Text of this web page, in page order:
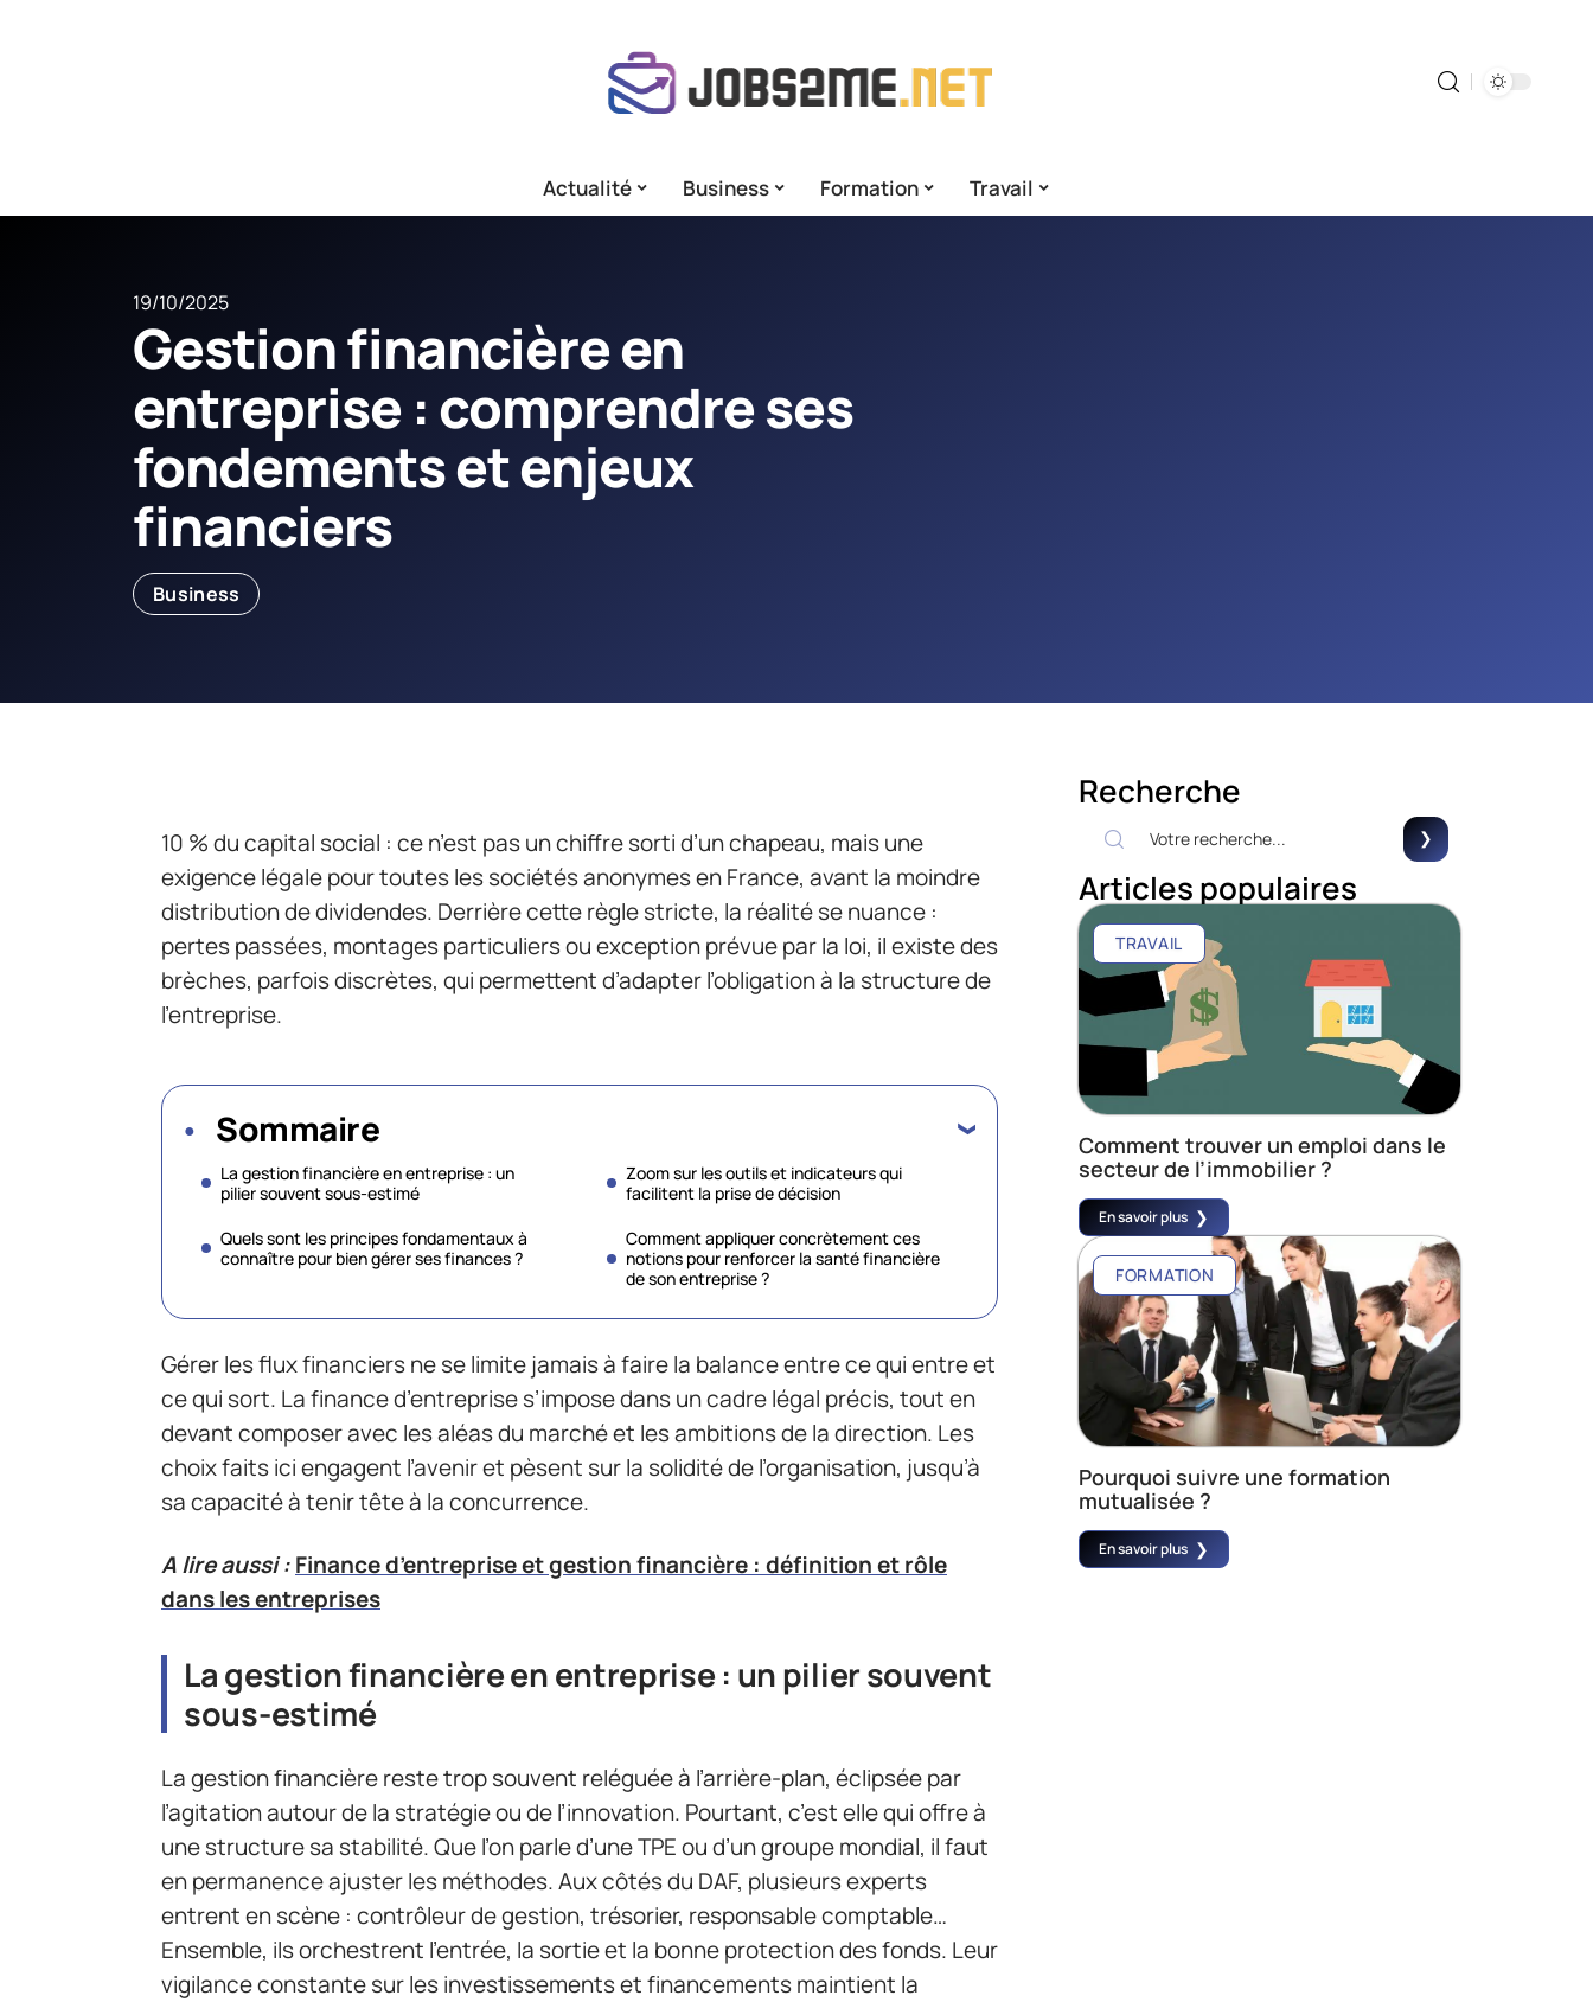
Actualité Business Formation Travail
19/10/2025
Gestion financière en
entreprise : comprendre ses
fondements et enjeux
financiers
Business
10 % du capital social : ce n’est pas un chiffre sorti d’un chapeau, mais une
exigence légale pour toutes les sociétés anonymes en France, avant la moindre
distribution de dividendes. Derrière cette règle stricte, la réalité se nuance :
pertes passées, montages particuliers ou exception prévue par la loi, il existe des
brèches, parfois discrètes, qui permettent d’adapter l’obligation à la structure de
l’entreprise.
Sommaire
La gestion financière en entreprise : un
pilier souvent sous-estimé
Quels sont les principes fondamentaux à
connaître pour bien gérer ses finances ?
Zoom sur les outils et indicateurs qui
facilitent la prise de décision
Comment appliquer concrètement ces
notions pour renforcer la santé financière
de son entreprise ?
Gérer les flux financiers ne se limite jamais à faire la balance entre ce qui entre et
ce qui sort. La finance d’entreprise s’impose dans un cadre légal précis, tout en
devant composer avec les aléas du marché et les ambitions de la direction. Les
choix faits ici engagent l’avenir et pèsent sur la solidité de l’organisation, jusqu’à
sa capacité à tenir tête à la concurrence.
A lire aussi :Finance d’entreprise et gestion financière : définition et rôle
dans les entreprises
La gestion financière en entreprise : un pilier souvent
sous-estimé
La gestion financière reste trop souvent reléguée à l’arrière-plan, éclipsée par
l’agitation autour de la stratégie ou de l’innovation. Pourtant, c’est elle qui offre à
une structure sa stabilité. Que l’on parle d’une TPE ou d’un groupe mondial, il faut
en permanence ajuster les méthodes. Aux côtés du DAF, plusieurs experts
entrent en scène : contrôleur de gestion, trésorier, responsable comptable…
Ensemble, ils orchestrent l’entrée, la sortie et la bonne protection des fonds. Leur
vigilance constante sur les investissements et financements maintient la
Recherche
Articles populaires
TRAVAIL
Comment trouver un emploi dans le
secteur de l’immobilier ?
En savoir plus
FORMATION
Pourquoi suivre une formation
mutualisée ?
En savoir plus